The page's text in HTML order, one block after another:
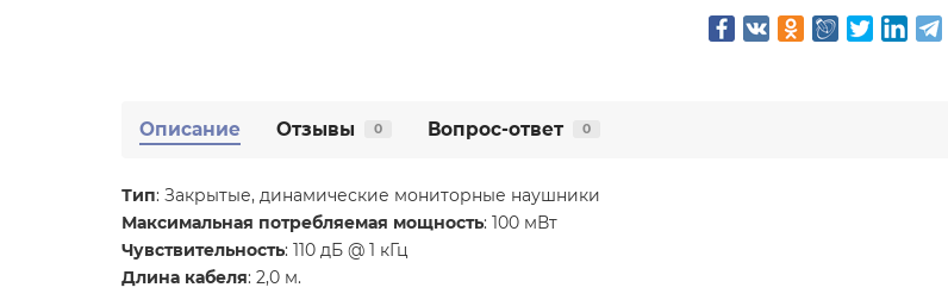
Описание Отзывы 0 Вопрос-ответ 0
Тип: Закрытые, динамические мониторные наушники
Максимальная потребляемая мощность: 100 мВт
Чувствительность: 110 дБ @ 1 кГц
Длина кабеля: 2,0 м.